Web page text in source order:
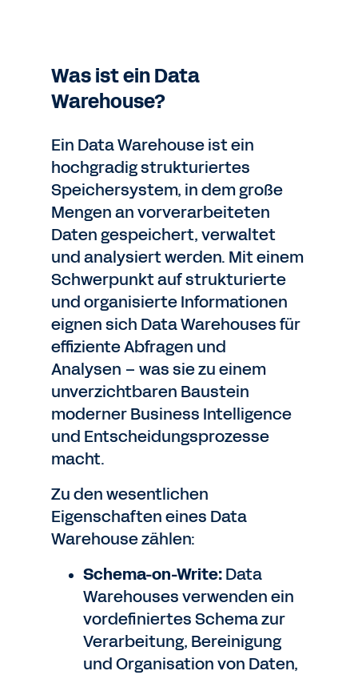
Was ist ein Data
Warehouse?
Ein Data Warehouse ist ein
hochgradig strukturiertes
Speichersystem, in dem große
Mengen an vorverarbeiteten
Daten gespeichert, verwaltet
und analysiert werden. Mit einem
Schwerpunkt auf strukturierte
und organisierte Informationen
eignen sich Data Warehouses für
effiziente Abfragen und
Analysen – was sie zu einem
unverzichtbaren Baustein
moderner Business Intelligence
und Entscheidungsprozesse
macht.
Zu den wesentlichen
Eigenschaften eines Data
Warehouse zählen:
Schema-on-Write:Data
Warehouses verwenden ein
vordefiniertes Schema zur
Verarbeitung, Bereinigung
und Organisation von Daten,